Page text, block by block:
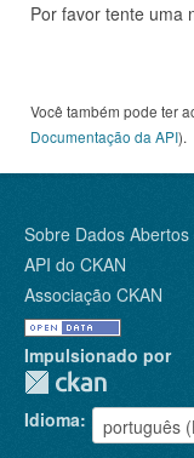
Por favor tente uma
Você também pode ter
Documentação da API).
Sobre Dados
API do CKAN
Associação CKAN
Impulsionado por
Idioma